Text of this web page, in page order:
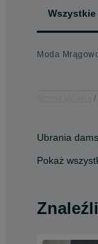
Wszystkie
Moda
Ubrania
Pokaż